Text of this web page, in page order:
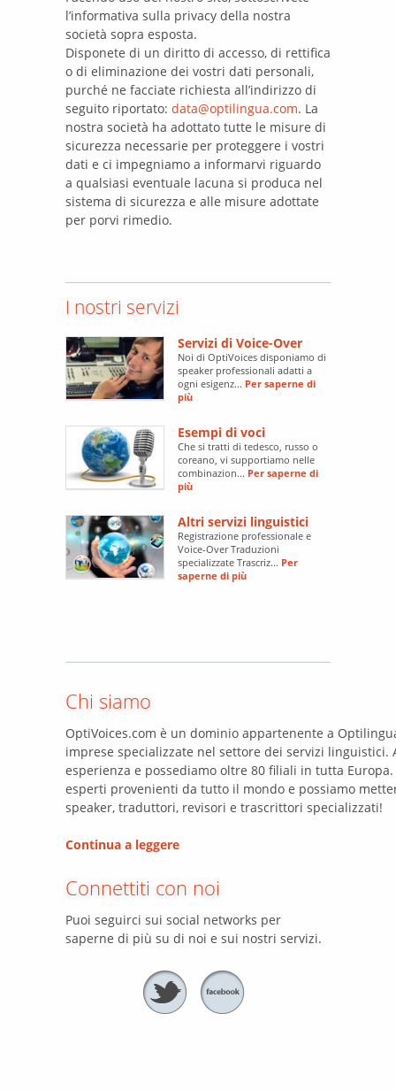
l’informativa sulla privacy della nostra
società sopra esposta.
Disponete di un diritto di accesso, di rettifica
o di eliminazione dei vostri dati personali,
purché ne facciate richiesta all’indirizzo di
seguito riportato: data@optilingua.com. La
nostra società ha adottato tutte le misure di
sicurezza necessarie per proteggere i vostri
dati e ci impegniamo a informarvi riguardo
a qualsiasi eventuale lacuna si produca nel
sistema di sicurezza e alle misure adottate
per porvi rimedio.
I nostri servizi
Servizi di Voice-Over
Noi di OptiVoices disponiamo di
speaker professionali adatti a
ogni esigenz... Per saperne di
più
Esempi di voci
Che si tratti di tedesco, russo o
coreano, vi supportiamo nelle
combinazion... Per saperne di
più
Altri servizi linguistici
Registrazione professionale e
Voice-Over Traduzioni
specializzate Trascriz... Per
saperne di più
Chi siamo
OptiVoices.com è un dominio appartenente a
imprese specializzate nel settore dei servizi linguistici.
esperienza e possediamo oltre 80 filiali in tutta
esperti provenienti da tutto il mondo e possiamo
speaker, traduttori, revisori e trascrittori specializzati!
Continua a leggere
Connettiti con noi
Puoi seguirci sui social networks per
saperne di più su di noi e sui nostri servizi.